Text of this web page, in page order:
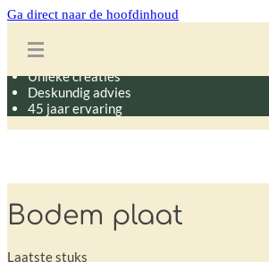
Ga direct naar de hoofdinhoud
Grote parking
400m² creativiteit
Unieke creaties
Deskundig advies
45 jaar ervaring
Bodem plaat
Laatste stuks